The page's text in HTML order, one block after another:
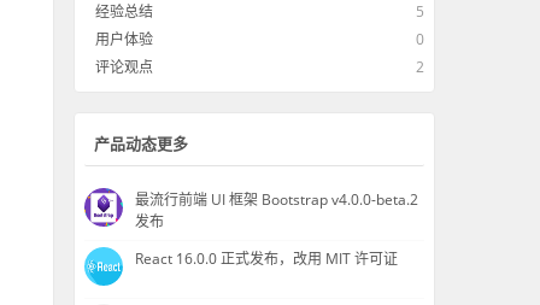
经验总结
5
用户体验
0
评论观点
2
产品动态更多
最流行前端 UI 框架 Bootstrap v4.0.0-beta.2
发布
React 16.0.0 正式发布，改用 MIT 许可证